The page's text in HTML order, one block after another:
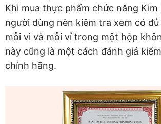
Khi mua thực phẩm chức năng Kim
người dùng nên kiêm tra xem có
mỗi vì và mỗi vỉ trong một hộp
này cũng là một cách đánh giá
chính hãng.